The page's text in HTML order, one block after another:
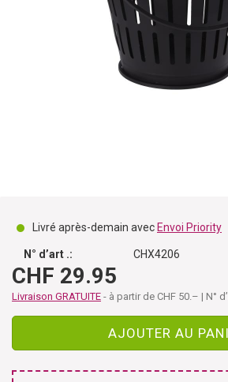
Livré après-demain avec Envoi Priority
N° d’art .: CHX4206
CHF 29.95
Livraison GRATUITE - à partir de CHF 50.– | N°
AJOUTER AU